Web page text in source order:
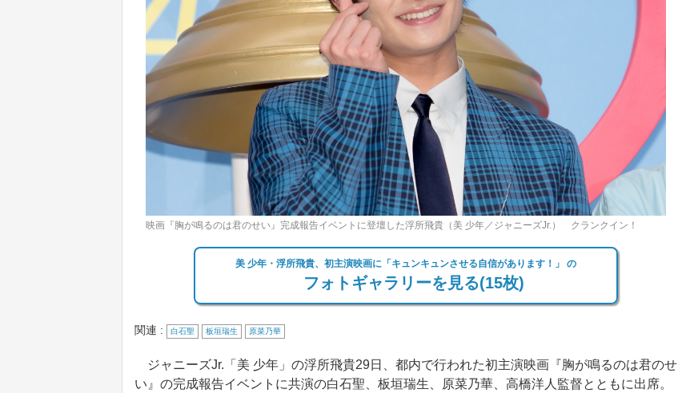
映画『胸が鳴るのは君のせい』完成報告イベントに登壇した浮所飛貴（美 少年／ジャニーズJr.） クランクイン！
美 少年・浮所飛貴、初主演映画に「キュンキュンさせる自信があります！」 の
フォトギャラリーを見る(15枚)
関連 : 白石聖 板垣瑞生 原菜乃華
ジャニーズJr.「美 少年」の浮所飛貴29日、都内で行われた初主演映画『胸が鳴るのは君のせ
い』の完成報告イベントに共演の白石聖、板垣瑞生、原菜乃華、高橋洋人監督とともに出席。